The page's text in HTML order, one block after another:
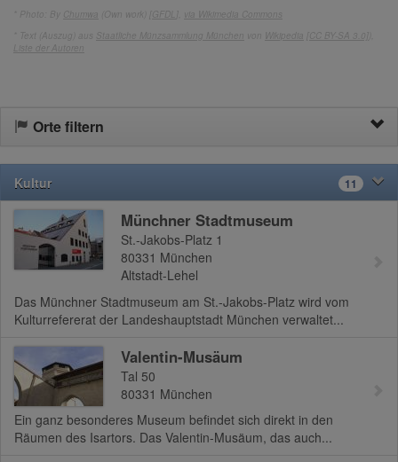
* Photo: By Chumwa (Own work) [ GFDL ],
via Wikimedia Commons
* Text (Auszug) aus
Staatliche Münzsammlung München von Wikipedia [CC BY-SA 3.0]
Liste der Autoren
Orte filtern
Kultur 11
Münchner Stadtmuseum
St.-Jakobs-Platz 1
80331 München
Altstadt-Lehel
Das Münchner Stadtmuseum am St.-Jakobs-Platz wird vom
Kulturrefererat der Landeshauptstadt München verwaltet...
Valentin-Musäum
Tal 50
80331 München
Ein ganz besonderes Museum befindet sich direkt in den
Räumen des Isartors. Das Valentin-Musäum, das auch...